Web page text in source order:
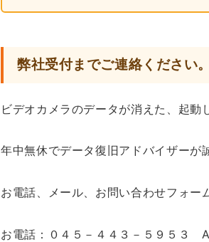
弊社受付までご連絡ください。
ビデオカメラのデータが消えた、起動
年中無休でデータ復旧アドバイザーが
お電話、メール、お問い合わせフォー
お電話： ０４５－４４３－５９５３